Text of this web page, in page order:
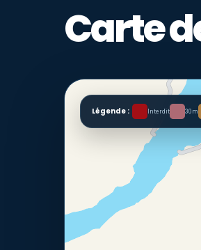
Carte
Légende : Interdit 30m